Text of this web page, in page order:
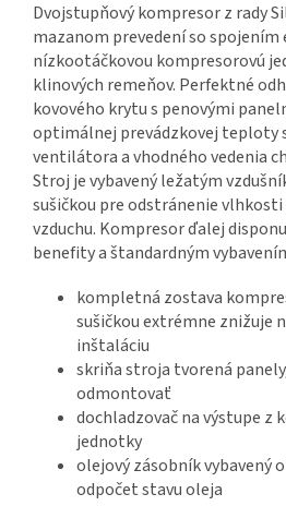
Dvojstupňový kompresor z rady
mazanom prevedení so
nízkootáčkovou kompresorovú
klinových remeňov. Perfektné
kovového krytu s penovými
optimálnej prevádzkovej teploty
ventilátora a vhodného vedenia
Stroj je vybavený ležatým
sušičkou pre odstránenie
vzduchu. Kompresor ďalej
benefity a štandardným
kompletná zostava
sušičkou extrémne znižuje
inštaláciu
skriňa stroja tvorená
odmontovať
dochladzovač na výstupe z
jednotky
olejový zásobník vybavený
odpočet stavu oleja